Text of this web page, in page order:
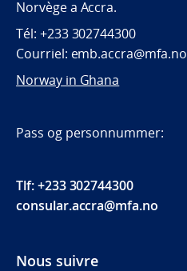
Norvège a Accra.
Tél: +233 302744300
Courriel: emb.accra@mfa.no
Norway in Ghana
Pass og personnummer:
Tlf: +233 302744300
consular.accra@mfa.no
Nous suivre